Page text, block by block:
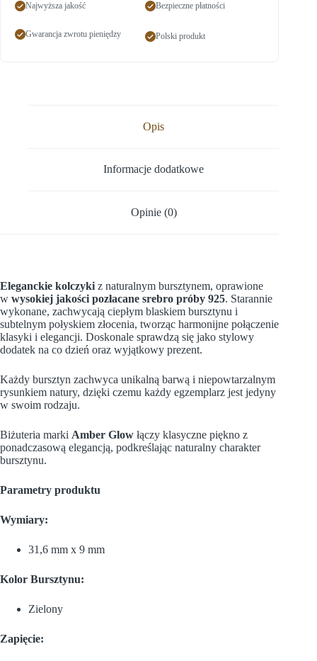
Najwyższa jakość Bezpieczne płatności
Gwarancja zwrotu pieniędzy Polski produkt
Opis
Informacje dodatkowe
Opinie (0)
Eleganckie kolczyki z naturalnym bursztynem, oprawione
w wysokiej jakości pozłacane srebro próby 925. Starannie
wykonane, zachwycają ciepłym blaskiem bursztynu i
subtelnym połyskiem złocenia, tworząc harmonijne połączenie
klasyki i elegancji. Doskonale sprawdzą się jako stylowy
dodatek na co dzień oraz wyjątkowy prezent.
Każdy bursztyn zachwyca unikalną barwą i niepowtarzalnym
rysunkiem natury, dzięki czemu każdy egzemplarz jest jedyny
w swoim rodzaju.
Biżuteria marki Amber Glow łączy klasyczne piękno z
ponadczasową elegancją, podkreślając naturalny charakter
bursztynu.
Parametry produktu
Wymiary:
31,6 mm x 9 mm
Kolor Bursztynu:
Zielony
Zapięcie: